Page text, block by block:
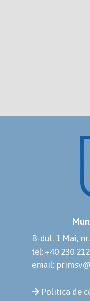
B-dul. 1 Mai,
tel: +40 230
email:
Politica de